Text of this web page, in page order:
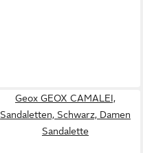
Geox GEOX CAMALEI,
Sandaletten, Schwarz, Damen
Sandalette